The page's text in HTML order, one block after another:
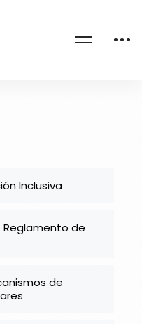
Inclusiva
Reglamento de
de